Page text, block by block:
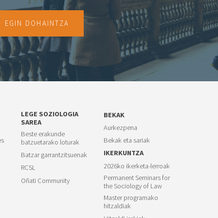
EGIN DOHAINTZA
LEGE SOZIOLOGIA
SAREA
Beste erakunde
batzuetarako loturak
Batzar garrantzitsuenak
RCSL
Oñati Community
BEKAK
Aurkezpena
Bekak eta sariak
IKERKUNTZA
2026ko ikerketa-lerroak
Permanent Seminars for
the Sociology of Law
Master programako
hitzaldiak